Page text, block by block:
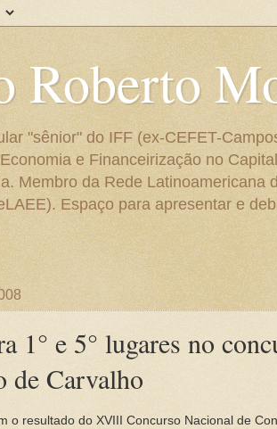
Roberto
"sênior" do IFF (ex-CEFET-
e Financeirização no
Membro da Rede
Espaço para apresentar e
1° e 5° lugares no
de Carvalho
o resultado do XVIII Concurso Nacional de